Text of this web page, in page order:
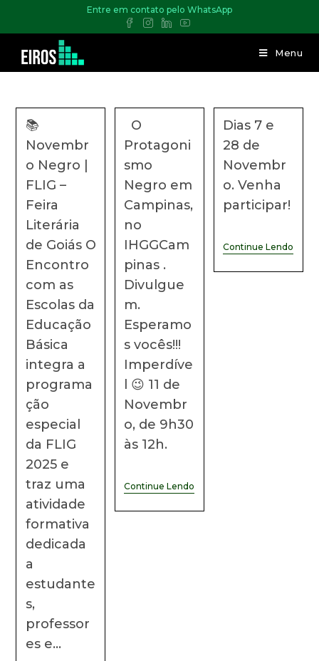
Entre em contato pelo WhatsApp
Menu
📚
Novembr
o Negro |
FLIG –
Feira
Literária
de Goiás O
Encontro
com as
Escolas da
Educação
Básica
integra a
programa
ção
especial
da FLIG
2025 e
traz uma
atividade
formativa
dedicada
a
estudante
s,
professor
es e…
O
Protagoni
smo
Negro em
Campinas,
no
IHGGCam
pinas .
Divulgue
m.
Esperamo
s vocês!!!
Imperdíve
l 😉 11 de
Novembr
o, de 9h30
às 12h.
Continue Lendo
Dias 7 e
28 de
Novembr
o. Venha
participar!
Continue Lendo